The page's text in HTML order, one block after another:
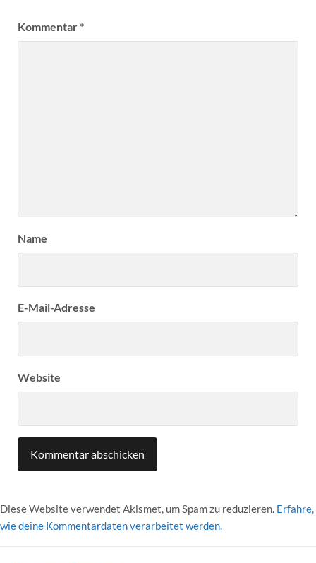
Kommentar*
Name
E-Mail-Adresse
Website
Diese Website verwendet Akismet, um Spam zu reduzieren. Erfahre,
wie deine Kommentardaten verarbeitet werden.